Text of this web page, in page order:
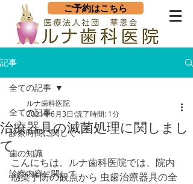
ご予約はこちら
記事
全ての記事
診察時間に関して
歯の知識
診察内容に関して
全ての記事
治療器具の滅菌処理に関しまし
て
ルナ歯科医院
2021年6月3日 読了時間: 1分
こんにちは。ルナ歯科医院では、院内
感染予防の観点から 虫歯治療器具の全